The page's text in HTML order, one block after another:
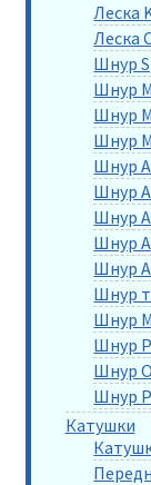
Леска
Леска
Шнур
Шнур
Шнур
Шнур
Шнур
Шнур
Шнур
Шнур
Шнур
Шнур
Шнур
Шнур
Шнур
Шнур
Катушки